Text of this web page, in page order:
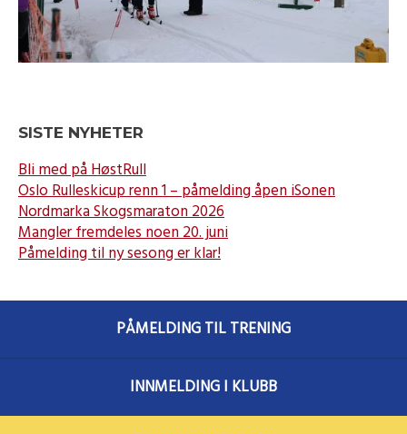
SISTE NYHETER
Bli med på HøstRull
Oslo Rulleskicup renn 1 – påmelding åpen iSonen
Nordmarka Skogsmaraton 2026
Mangler fremdeles noen 20. juni
Påmelding til ny sesong er klar!
PÅMELDING TIL TRENING
INNMELDING I KLUBB